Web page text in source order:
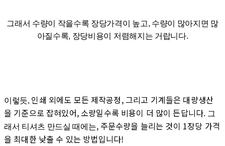
그래서 수량이 작을수록 장당가격이 높고, 수량이 많아지면 많
아질수록, 장당비용이 저렴해지는 거랍니다.
이렇듯, 인쇄 외에도 모든 제작공정, 그리고 기계들은 대량생산
을 기준으로 잡혀있어, 소량일수록 비용이 더 많이 든답니다. 그
래서 티셔츠 만드실 때에는, 주문수량을 늘리는 것이 1장당 가격
을 최대한 낮출 수 있는 방법입니다!